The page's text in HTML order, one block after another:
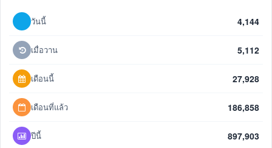
วันนี้ 4,144
เมื่อวาน 5,112
เดือนนี้ 27,928
เดือนที่แล้ว 186,858
ปีนี้ 897,903